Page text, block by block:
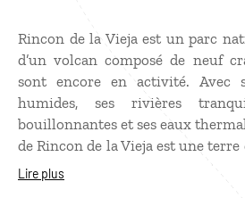
Rincon de la Vieja est un parc
d’un volcan composé de neuf
sont encore en activité. Avec
humides, ses rivières
bouillonnantes et ses eaux
de Rincon de la Vieja est une terre
au cratère est régulièrement
Lire plus